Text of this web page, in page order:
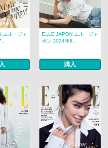
エル・ジャ
ELLE JAPON エル・ジャ
ポン 2024年6...
購入